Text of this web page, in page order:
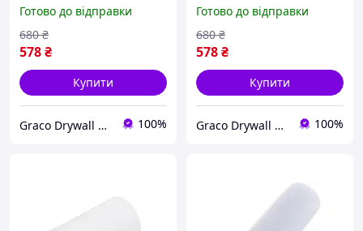
ворс 10мм (RR666)
Готово до відправки
578₴
680 ₴
Купити
Graco Drywall Tools 100%
(RR665)
Готово до відправки
578₴
680 ₴
Купити
Graco Drywall Tools 100%